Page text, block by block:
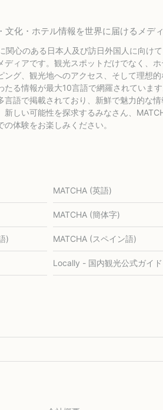
文化・ホテル情報を世界に届けるメデ
関心のある日本人及び訪日外国人に向けて
ディアです。観光スポットだけでなく、
ング、観光地へのアクセス、そして理想的
たる情報が最大10言語で網羅されていま
言語で掲載されており、新鮮で魅力的な
新しい可能性を探求するみなさん、
体験をお楽しみください。
MATCHA (英語)
MATCHA (簡体字)
) MATCHA (スペイン語)
Locally - 国内観光公式ガイド